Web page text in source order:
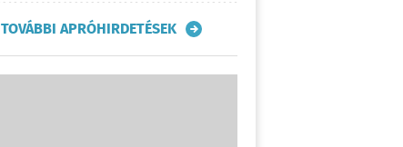
TOVÁBBI APRÓHIRDETÉSEK